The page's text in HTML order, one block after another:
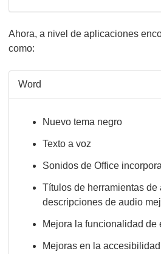
Ahora, a nivel de aplicaciones
como:
Word
Nuevo tema negro
Texto a voz
Sonidos de Office
Títulos de herramientas de
descripciones de audio
Mejora la funcionalidad de
Mejoras en la accesibilidad